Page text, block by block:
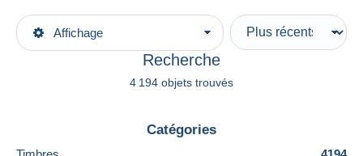
Recherche
4 194 objets trouvés
Affichage
Catégories